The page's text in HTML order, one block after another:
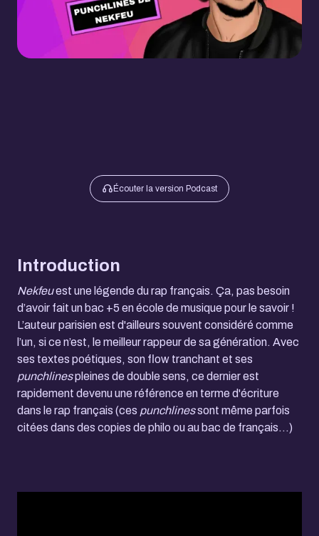
Écouter la version Podcast
Introduction
Nekfeuest une légende du rap français. Ça, pas besoin
d’avoir fait un bac +5 en école de musique pour le savoir !
L’auteur parisien est d'ailleurs souvent considéré comme
l’un, si ce n’est, le meilleur rappeur de sa génération. Avec
ses textes poétiques, son flow tranchant et ses
punchlinespleines de double sens, ce dernier est
rapidement devenu une référence en terme d'écriture
dans le rap français (ces punchlinessont même parfois
citées dans des copies de philo ou au bac de français...)